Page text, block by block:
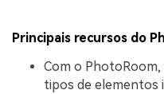
Principais recursos do
Com o
tipos de elementos